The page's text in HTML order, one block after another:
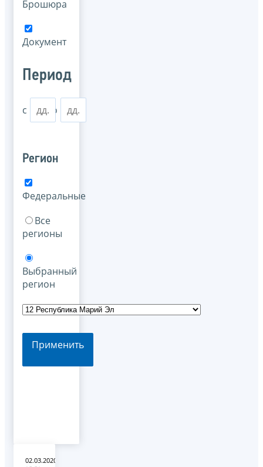
Брошюра
Документ
Период
с по
Регион
Федеральные
Все
регионы
Выбранный
регион
Применить
02.03.2020